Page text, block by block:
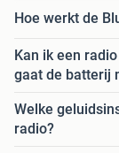
Hoe werkt de
Kan ik een
gaat de batterij
Welke
radio?